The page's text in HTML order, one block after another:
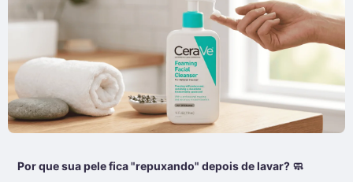
Por que sua pele fica "repuxando" depois de lavar? 🧼